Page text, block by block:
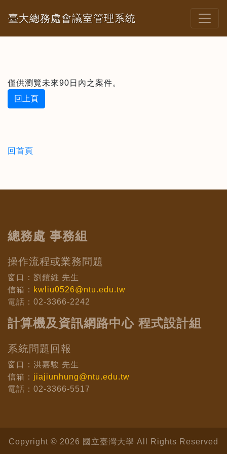
臺大總務處會議室管理系統
僅供瀏覽未來90日內之案件。
回上頁
回首頁
總務處 事務組
操作流程或業務問題
窗口：劉鎧維 先生
信箱： kwliu0526@ntu.edu.tw
電話：02-3366-2242
計算機及資訊網路中心 程式設計組
系統問題回報
窗口：洪嘉駿 先生
信箱： jiajiunhung@ntu.edu.tw
電話：02-3366-5517
Copyright © 2026 國立臺灣大學 All Rights Reserved